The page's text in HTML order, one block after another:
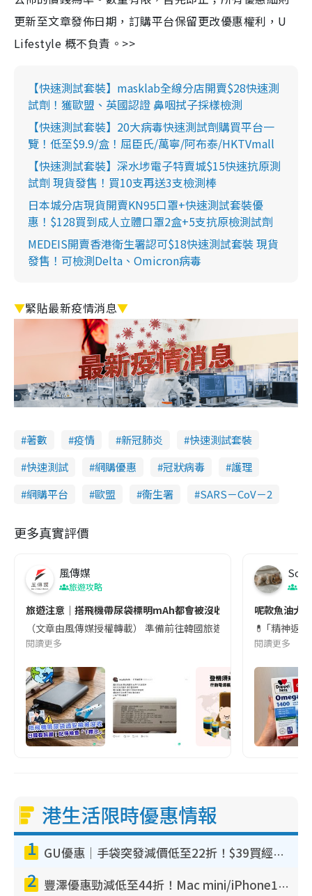
更新至文章發佈日期，訂購平台保留更改優惠權利，U
Lifestyle 概不負責。>>
【快速測試套裝】masklab全線分店開賣$28快速測
試劑！獲歐盟、英國認證 鼻咽拭子採樣檢測
【快速測試套裝】20大病毒快速測試劑購買平台一
覽！低至$9.9/盒！屈臣氏/萬寧/阿布泰/HKTVmall
【快速測試套裝】深水埗電子特賣城$15快速抗原測
試劑 現貨發售！買10支再送3支檢測棒
日本城分店現貨開賣KN95口罩+快速測試套裝優
惠！$128買到成人立體口罩2盒+5支抗原檢測試劑
MEDEIS開賣香港衛生署認可$18快速測試套裝 現貨
發售！可檢測Delta、Omicron病毒
▼緊貼最新疫情消息▼
著數 疫情 新冠肺炎
快速測試套裝
快速測試
網購優惠 冠狀病毒
護理
網購平台
歐盟 衞生署 SARS－CoV－2
更多真實評價
風傳媒
旅遊攻略
旅遊注意｜搭飛機帶尿袋標明mAh都會被沒收😱出發前切記檢查
（文章由風傳媒授權轉載） 準備前往韓國旅遊的民眾，近期要
閱讀更多
Soul
呢款魚油大
💊 ｢精神返
閱讀更多
港生活限時優惠情報
1 GU優惠｜手袋突發減價低至22折！$39買經典波士頓包/餃子袋！飾物同步減價$29起！
2 豐澤優惠勁減低至44折！Mac mini/iPhone17Pro大減價！廚房家電$220起